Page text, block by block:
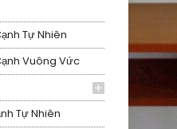
Tự Nhiên
Vuông Vức
Tự Nhiên